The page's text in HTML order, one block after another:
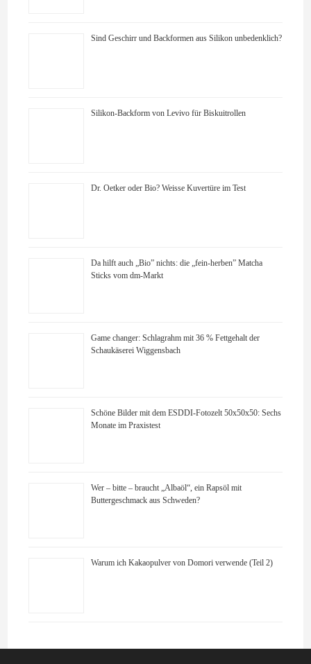
Sind Geschirr und Backformen aus Silikon unbedenklich?
Silikon-Backform von Levivo für Biskuitrollen
Dr. Oetker oder Bio? Weisse Kuvertüre im Test
Da hilft auch „Bio” nichts: die „fein-herben” Matcha
Sticks vom dm-Markt
Game changer: Schlagrahm mit 36 % Fettgehalt der
Schaukäserei Wiggensbach
Schöne Bilder mit dem ESDDI-Fotozelt 50x50x50: Sechs
Monate im Praxistest
Wer – bitte – braucht „Albaöl“, ein Rapsöl mit
Buttergeschmack aus Schweden?
Warum ich Kakaopulver von Domori verwende (Teil 2)